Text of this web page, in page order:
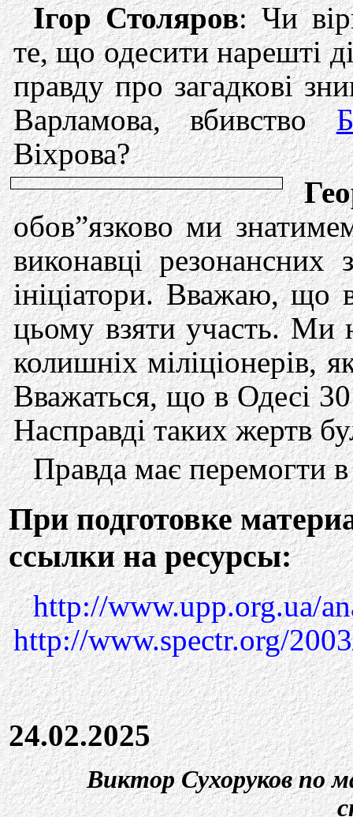
Ігор Столяров: Чи
те, що одесити нарешті
правду про загадкові
Варламова, вбивство
Віхрова?
обов”язково ми
виконавці резонансних
ініціатори. Вважаю, що
цьому взяти участь. Ми
колишніх міліціонерів,
Вважаться, що в Одесі
Насправді таких жертв
Правда має перемогти в
При подготовке
ссылки на ресурсы:
http://www.upp.org.ua/
http://www.spectr.org/
24.02.2025
Виктор Сухоруков по